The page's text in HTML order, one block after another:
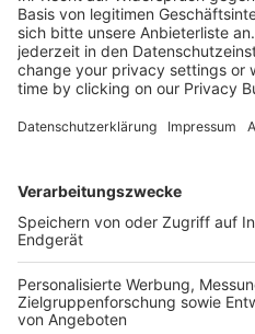
Kostenlose
Bestelleingang
Versandkosten.
Der Bestellprozess ist